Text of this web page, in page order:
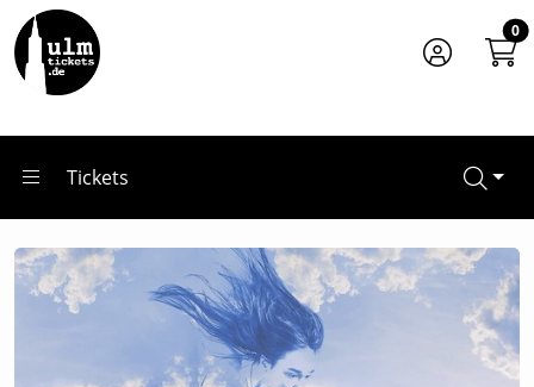
Zum Hauptinhalt springen 0
Tickets
Startseite
Tickets
STRADO & FRIENDS